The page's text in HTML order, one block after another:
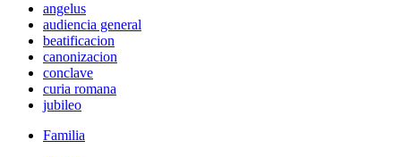
angelus
audiencia general
beatificacion
canonizacion
conclave
curia romana
jubileo
Familia